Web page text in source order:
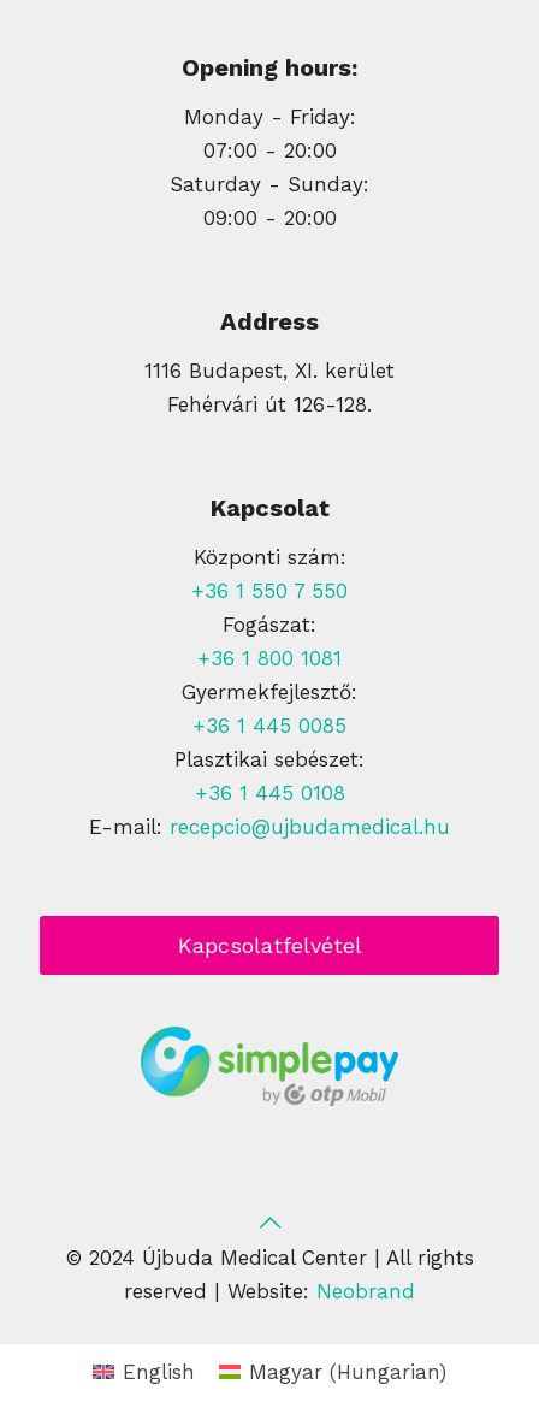
Opening hours:
Monday - Friday:
07:00 - 20:00
Saturday - Sunday:
09:00 - 20:00
Address
1116 Budapest, XI. kerület
Fehérvári út 126-128.
Kapcsolat
Központi szám:
+36 1 550 7 550
Fogászat:
+36 1 800 1081
Gyermekfejlesztő:
+36 1 445 0085
Plasztikai sebészet:
+36 1 445 0108
E-mail: recepcio@ujbudamedical.hu
Kapcsolatfelvétel
© 2024 Újbuda Medical Center | All rights
reserved | Website: Neobrand
English Magyar(Hungarian)